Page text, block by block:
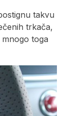
takvu
trkača,
toga